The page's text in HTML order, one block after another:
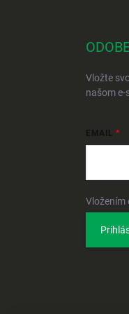
Vložte
našom e-
EMAIL
Vložením